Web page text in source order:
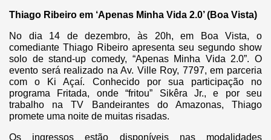
Thiago Ribeiro em ‘Apenas Minha Vida 2.0’ (Boa Vista)
No dia 14 de dezembro, às 20h, em Boa Vista, o
comediante Thiago Ribeiro apresenta seu segundo show
solo de stand-up comedy, “Apenas Minha Vida 2.0”. O
evento será realizado na Av. Ville Roy, 7797, em parceria
com o Ki Açaí. Conhecido por sua participação no
programa Fritada, onde “fritou” Sikêra Jr., e por seu
trabalho na TV Bandeirantes do Amazonas, Thiago
promete uma noite de muitas risadas.
Os ingressos estão disponíveis nas modalidades